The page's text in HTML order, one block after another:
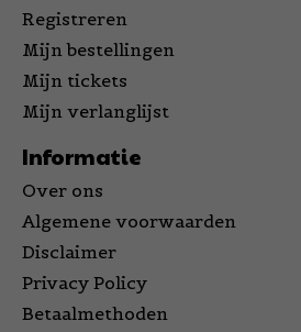
Registreren
Mijn bestellingen
Mijn tickets
Mijn verlanglijst
Informatie
Over ons
Algemene voorwaarden
Disclaimer
Privacy Policy
Betaalmethoden